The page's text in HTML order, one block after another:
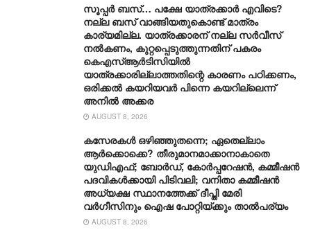
സൂപ്പർ ബസ്… പക്ഷേ യാത്രക്കാർ എവിടെ?
നല്ല ബസ് വാങ്ങിയതുകൊണ്ട് മാത്രം
കാര്യമില്ല. യാത്രക്കാരന് നല്ല സര്‍വീസ്
നല്‍കണം, കുറ്റപ്പെടുത്തുന്നതിന് പകരം
കെഎസ്ആര്‍ടിസിയില്‍
യാത്രക്കാരില്ലാത്തതിന്റെ കാരണം പഠിക്കണം,
ഒരിക്കല്‍ കയറിയവര്‍ പിന്നെ കയറില്ലെന്ന്
അനില്‍ അക്കര
AUGUST 8, 2026
കസേരകൾ ഒഴിഞ്ഞുതന്നെ; ഏതെല്ലാം
ആർക്കൊക്കെ? തീരുമാനമാക്കാനാകാതെ
യുഡിഎഫ്; ബോർഡ്, കോർപ്പറേഷൻ, കമ്മീഷൻ
പദവികൾക്കായി പിടിവലി; വനിതാ കമ്മീഷൻ
അധ്യക്ഷ സ്ഥാനത്തേക്ക് ദീപ്തി മേരി
വർഗീസിനും ഐഷ പോറ്റിയ്ക്കും താൽപര്യം
AUGUST 8, 2026